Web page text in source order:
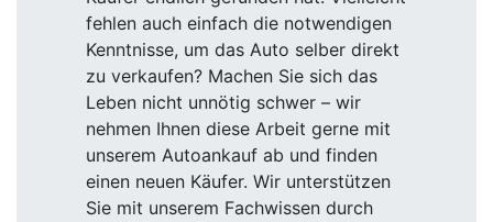
fehlen auch einfach die notwendigen
Kenntnisse, um das Auto selber direkt
zu verkaufen? Machen Sie sich das
Leben nicht unnötig schwer – wir
nehmen Ihnen diese Arbeit gerne mit
unserem Autoankauf ab und finden
einen neuen Käufer. Wir unterstützen
Sie mit unserem Fachwissen durch